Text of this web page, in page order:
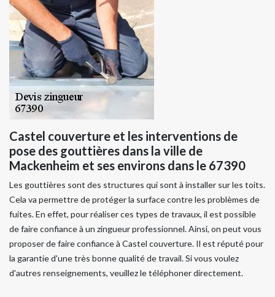
Castel couverture et les interventions de
pose des gouttières dans la ville de
Mackenheim et ses environs dans le 67390
Les gouttières sont des structures qui sont à installer sur les toits.
Cela va permettre de protéger la surface contre les problèmes de
fuites. En effet, pour réaliser ces types de travaux, il est possible
de faire confiance à un zingueur professionnel. Ainsi, on peut vous
proposer de faire confiance à Castel couverture. Il est réputé pour
la garantie d'une très bonne qualité de travail. Si vous voulez
d'autres renseignements, veuillez le téléphoner directement.